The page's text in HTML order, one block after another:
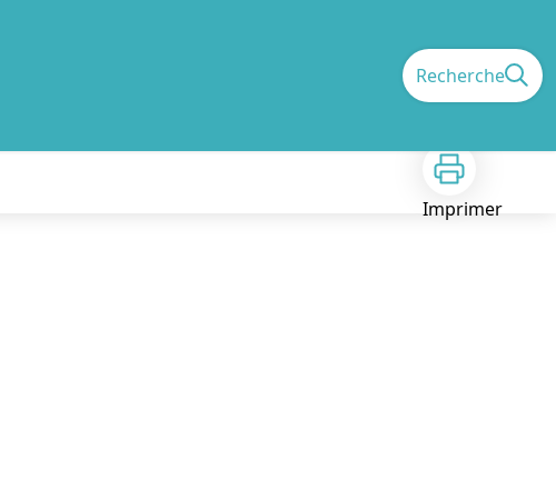
Recherche
Imprimer